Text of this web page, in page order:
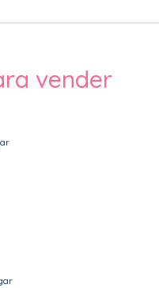
vender